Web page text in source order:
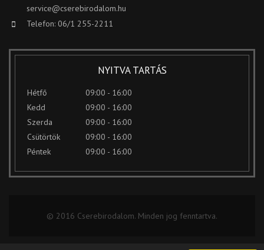
service@cserebirodalom.hu
Telefon: 06/1 255-2211
NYITVA TARTÁS
Hétfő
09:00 - 16:00
Kedd
09:00 - 16:00
Szerda
09:00 - 16:00
Csütörtök
09:00 - 16:00
Péntek
09:00 - 16:00
© 2016 Cserebirodalom. Minden jog fenntartva.